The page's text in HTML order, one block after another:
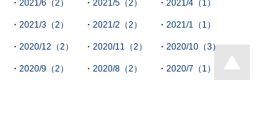
2021/6（2） 2021/5（2） 2021/4（1）
2021/3（2） 2021/2（2） 2021/1（1）
2020/12（2） 2020/11（2） 2020/10（3）
2020/9（2） 2020/8（2） 2020/7（1）